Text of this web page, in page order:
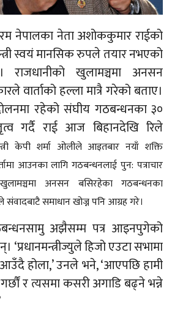
नेपालका नेता अशोककुमार राईको
स्वयं मानसिक रुपले तयार नभएको
खुलामञ्चमा अनसन
वार्ताको हल्ला मात्रै गरेको बताए।
रहेको संघीय गठबन्धनका ३०
गर्दै राई आज बिहानदेखि रिले
केपी शर्मा ओलीले आइतबार नयाँ शक्ति
आउनका लागि गठबन्धनलाई पुन: पत्राचार
अनसन बसिरहेका गठबन्धनका
समाधान खोज्न पनि आग्रह गरे।
अझैसम्म पत्र आइनपुगेको
हिजो एउटा सभामा
होला,’ उनले भने, ‘आएपछि हामी
र त्यसमा कसरी अगाडि बढ्ने भन्ने